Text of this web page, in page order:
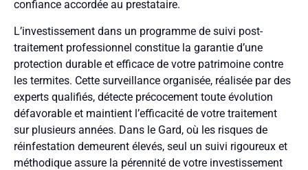
confiance accordée au prestataire.
L’investissement dans un programme de suivi post-
traitement professionnel constitue la garantie d’une
protection durable et efficace de votre patrimoine contre
les termites. Cette surveillance organisée, réalisée par des
experts qualifiés, détecte précocement toute évolution
défavorable et maintient l’efficacité de votre traitement
sur plusieurs années. Dans le Gard, où les risques de
réinfestation demeurent élevés, seul un suivi rigoureux et
méthodique assure la pérennité de votre investissement